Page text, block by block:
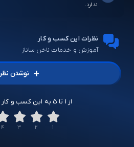
ندارد.
نظرات این کسب و کار
آموزش و خدمات ناخن ساناز
+ نوشتن نظر
از 1 تا 5 به این کسب و کار امتیاز دهید
1
2
3
4